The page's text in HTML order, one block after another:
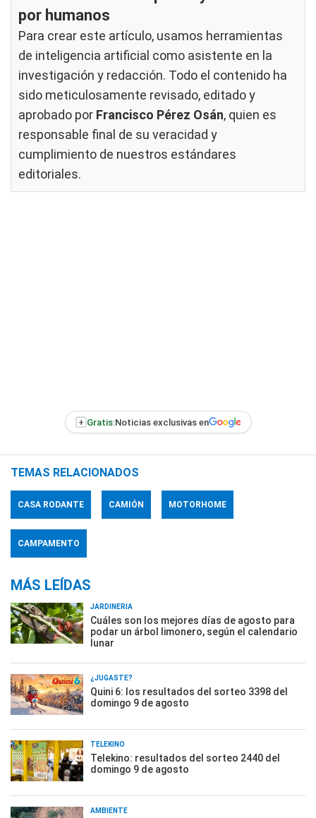
por humanos
Para crear este artículo, usamos herramientas
de inteligencia artificial como asistente en la
investigación y redacción. Todo el contenido ha
sido meticulosamente revisado, editado y
aprobado por Francisco Pérez Osán, quien es
responsable final de su veracidad y
cumplimiento de nuestros estándares
editoriales.
+ Gratis:Noticias exclusivas en
TEMAS RELACIONADOS
CASA RODANTE CAMIÓN MOTORHOME
CAMPAMENTO
MÁS LEÍDAS
JARDINERÍA
Cuáles son los mejores días de agosto para
podar un árbol limonero, según el calendario
lunar
¿JUGASTE?
Quini 6: los resultados del sorteo 3398 del
domingo 9 de agosto
TELEKINO
Telekino: resultados del sorteo 2440 del
domingo 9 de agosto
AMBIENTE